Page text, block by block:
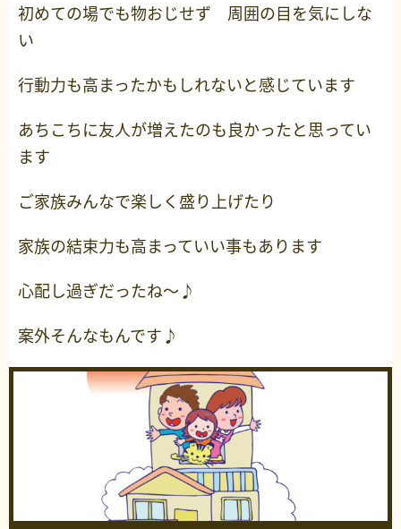
初めての場でも物おじせず 周囲の目を気にしな
い
行動力も高まったかもしれないと感じています
あちこちに友人が増えたのも良かったと思ってい
ます
ご家族みんなで楽しく盛り上げたり
家族の結束力も高まっていい事もあります
心配し過ぎだったね～♪
案外そんなもんです♪